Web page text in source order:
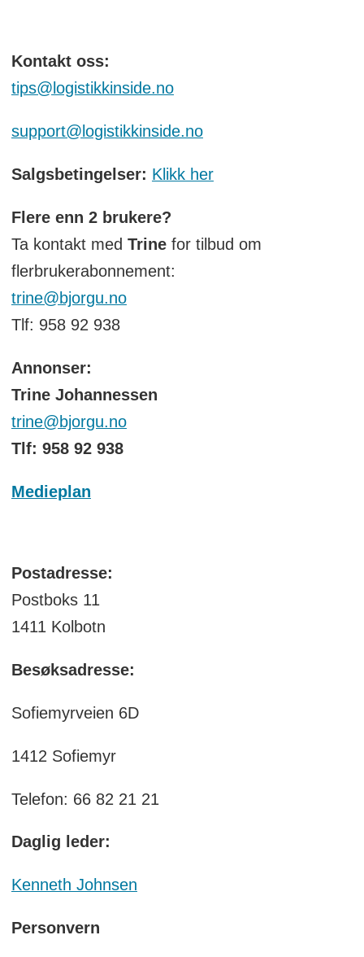
Kontakt oss:
tips@logistikkinside.no
support@logistikkinside.no
Salgsbetingelser: Klikk her
Flere enn 2 brukere?
Ta kontakt med Trinefor tilbud om
flerbrukerabonnement:
trine@bjorgu.no
Tlf: 958 92 938
Annonser:
Trine Johannessen
trine@bjorgu.no
Tlf: 958 92 938
Medieplan
Postadresse:
Postboks 11
1411 Kolbotn
Besøksadresse:
Sofiemyrveien 6D
1412 Sofiemyr
Telefon: 66 82 21 21
Daglig leder:
Kenneth Johnsen
Personvern